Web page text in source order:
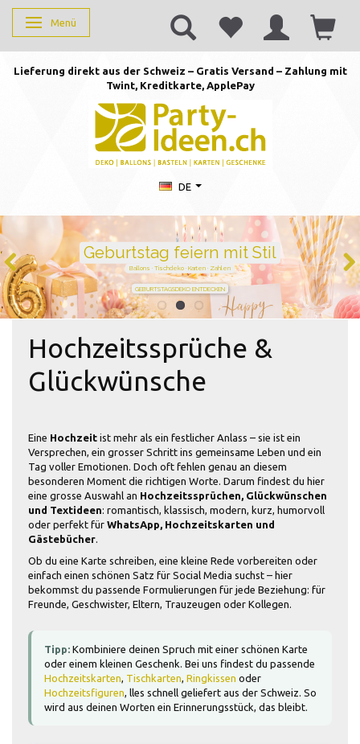
Anzeige ändern
Menü
Lieferung direkt aus der Schweiz – Gratis Versand – Zahlung mit
Twint, Kreditkarte, ApplePay
DE
Duftkerzen mit Zahlen –
persönlich schenken von 1 bis
105
Handgegossen · stilvoll · perfekt für jeden Geburtstag
JETZT ZAHL WÄHLEN
Hochzeitssprüche &
Glückwünsche
Eine Hochzeit ist mehr als ein festlicher Anlass – sie ist ein
Versprechen, ein grosser Schritt ins gemeinsame Leben und ein
Tag voller Emotionen. Doch oft fehlen genau an diesem
besonderen Moment die richtigen Worte. Darum findest du hier
eine grosse Auswahl an Hochzeitssprüchen, Glückwünschen
und Textideen: romantisch, klassisch, modern, kurz, humorvoll
oder perfekt für WhatsApp, Hochzeitskarten und
Gästebücher.
Ob du eine Karte schreiben, eine kleine Rede vorbereiten oder
einfach einen schönen Satz für Social Media suchst – hier
bekommst du passende Formulierungen für jede Beziehung: für
Freunde, Geschwister, Eltern, Trauzeugen oder Kollegen.
Tipp: Kombiniere deinen Spruch mit einer schönen Karte
oder einem kleinen Geschenk. Bei uns findest du passende
Hochzeitskarten, Tischkarten, Ringkissen oder
Hochzeitsfiguren, lles schnell geliefert aus der Schweiz. So
wird aus deinen Worten ein Erinnerungsstück, das bleibt.